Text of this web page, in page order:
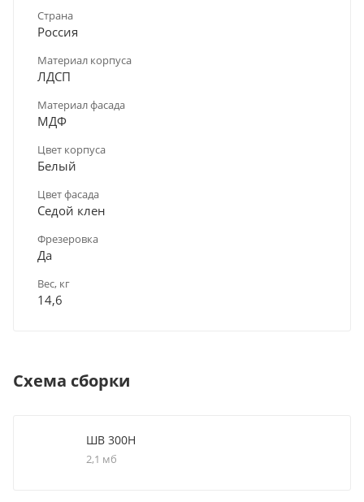
Страна
Россия
Материал корпуса
ЛДСП
Материал фасада
МДФ
Цвет корпуса
Белый
Цвет фасада
Седой клен
Фрезеровка
Да
Вес, кг
14,6
Схема сборки
ШВ 300Н
2,1 мб